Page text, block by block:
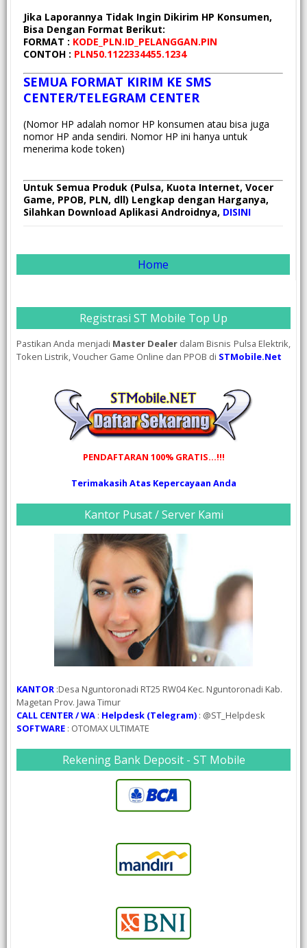
Jika Laporannya Tidak Ingin Dikirim HP Konsumen,
Bisa Dengan Format Berikut:
FORMAT : KODE_PLN.ID_PELANGGAN.PIN
CONTOH : PLN50.1122334455.1234
SEMUA FORMAT KIRIM KE SMS
CENTER/TELEGRAM CENTER
(Nomor HP adalah nomor HP konsumen atau bisa juga
nomor HP anda sendiri. Nomor HP ini hanya untuk
menerima kode token)
Untuk Semua Produk (Pulsa, Kuota Internet, Vocer
Game, PPOB, PLN, dll) Lengkap dengan Harganya,
Silahkan Download Aplikasi Androidnya, DISINI
Home
Registrasi ST Mobile Top Up
Pastikan Anda menjadi Master Dealer dalam Bisnis Pulsa Elektrik,
Token Listrik, Voucher Game Online dan PPOB di STMobile.Net
PENDAFTARAN 100% GRATIS...!!!
Terimakasih Atas Kepercayaan Anda
Kantor Pusat / Server Kami
KANTOR :Desa Nguntoronadi RT25 RW04 Kec. Nguntoronadi Kab.
Magetan Prov. Jawa Timur
CALL CENTER / WA : Helpdesk (Telegram) : @ST_Helpdesk
SOFTWARE : OTOMAX ULTIMATE
Rekening Bank Deposit - ST Mobile